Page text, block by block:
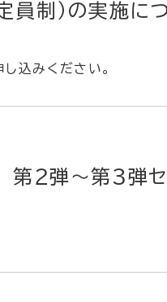
制）の実施に
込みください。
２弾〜第３弾セ